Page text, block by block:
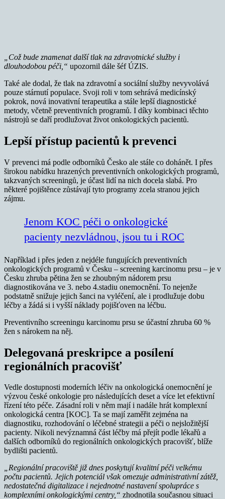
„Což bude znamenat další tlak na zdravotnické služby i
dlouhodobou péči,“ upozornil dále šéf ÚZIS.
Také ale dodal, že tlak na zdravotní a sociální služby nevyvolává
pouze stárnutí populace. Svoji roli v tom sehrává medicínský
pokrok, nová inovativní terapeutika a stále lepší diagnostické
metody, včetně preventivních programů. I díky kombinaci těchto
nástrojů se daří prodlužovat život onkologických pacientů.
Lepší přístup pacientů k prevenci
V prevenci má podle odborníků Česko ale stále co dohánět. I přes
širokou nabídku hrazených preventivních onkologických programů,
takzvaných screeningů, je účast lidí na nich docela slabá. Pro
některé pojištěnce zůstávají tyto programy zcela stranou jejich
zájmu.
Jenom KOC péči o onkologické
pacienty nezvládnou, jsou tu i ROC
Například i přes jeden z nejdéle fungujících preventivních
onkologických programů v Česku – screening karcinomu prsu – je v
Česku zhruba pětina žen se zhoubným nádorem prsu
diagnostikována ve 3. nebo 4.stadiu onemocnění. To nejenže
podstatně snižuje jejich šanci na vyléčení, ale i prodlužuje dobu
léčby a žádá si i vyšší náklady pojišťoven na léčbu.
Preventivního screeningu karcinomu prsu se účastní zhruba 60 %
žen s nárokem na něj.
Delegovaná preskripce a posílení
regionálních pracovišť
Vedle dostupnosti moderních léčiv na onkologická onemocnění je
výzvou české onkologie pro následujících deset a více let efektivní
řízení této péče. Zásadní roli v něm mají i nadále hrát komplexní
onkologická centra [KOC]. Ta se mají zaměřit zejména na
diagnostiku, rozhodování o léčebné strategii a péči o nejsložitější
pacienty. Nikoli nevýznamná část léčby má přejít podle lékařů a
dalších odborníků do regionálních onkologických pracovišť, blíže
bydlišti pacientů.
„Regionální pracoviště již dnes poskytují kvalitní péči velkému
počtu pacientů. Jejich potenciál však omezuje administrativní zátěž,
nedostatečná digitalizace i nejednotné nastavení spolupráce s
komplexními onkologickými centry,“ zhodnotila současnou situaci